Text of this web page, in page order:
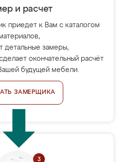
и расчет
приедет к Вам с каталогом
детальные замеры,
окончательный расчёт
будущей мебели.
ЗАМЕРЩИКА